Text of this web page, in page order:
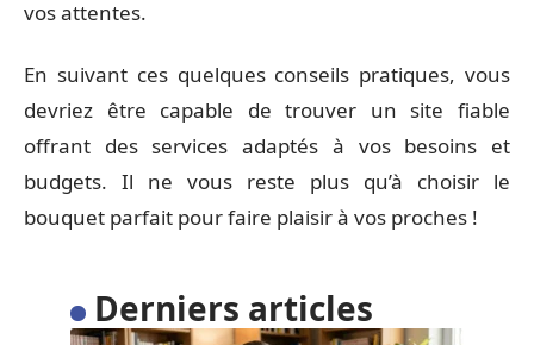
vos attentes.
En suivant ces quelques conseils pratiques, vous
devriez être capable de trouver un site fiable
offrant des services adaptés à vos besoins et
budgets. Il ne vous reste plus qu’à choisir le
bouquet parfait pour faire plaisir à vos proches !
Derniers articles